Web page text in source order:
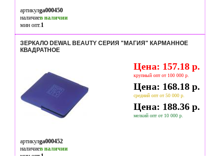
артикулga000450
наличиев наличии
мин опт.1
ЗЕРКАЛО DEWAL BEAUTY СЕРИЯ "МАГИЯ" КАРМАННОЕ
КВАДРАТНОЕ
Цена: 157.18 р.
крупный опт от 100 000 р.
Цена: 168.18 р.
средний опт от 50 000 р.
Цена: 188.36 р.
мелкий опт от 10 000 р.
артикулga000452
наличиев наличии